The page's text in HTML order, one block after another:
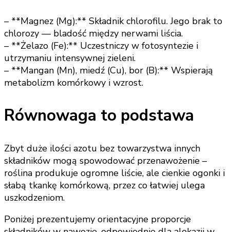
– **Magnez (Mg):** Składnik chlorofilu. Jego brak to
chlorozy — bladość między nerwami liścia.
– **Żelazo (Fe):** Uczestniczy w fotosyntezie i
utrzymaniu intensywnej zieleni.
– **Mangan (Mn), miedź (Cu), bor (B):** Wspierają
metabolizm komórkowy i wzrost.
Równowaga to podstawa
Zbyt duże ilości azotu bez towarzystwa innych
składników mogą spowodować przenawożenie –
roślina produkuje ogromne liście, ale cienkie ogonki i
słabą tkankę komórkową, przez co łatwiej ulega
uszkodzeniom.
Poniżej prezentujemy orientacyjne proporcje